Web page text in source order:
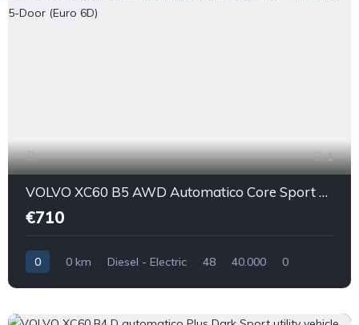
1
VOLVO XC60 B5 AWD Automatico Core Sport Utility Vehicle 5-Door (Euro 6D)
€710
0 0 km Diesel - Electric 48 40.000 0